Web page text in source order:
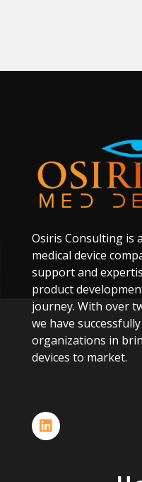
Osiris Consulting is a
medical device
supportand
product
journey. With over
we have successfully
organizations in
devices to market.